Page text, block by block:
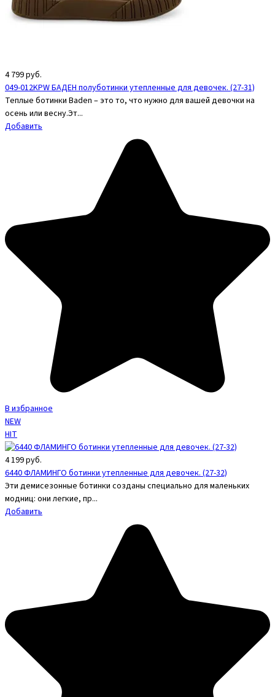
4 799руб.
049-012KPW БАДЕН полуботинки утепленные для девочек. (27-31)
Теплые ботинки Baden – это то, что нужно для вашей девочки на
осень или весну.Эт...
Добавить
В избранное
NEW
HIT
4 199руб.
6440 ФЛАМИНГО ботинки утепленные для девочек. (27-32)
Эти демисезонные ботинки созданы специально для маленьких
модниц: они легкие, пр...
Добавить